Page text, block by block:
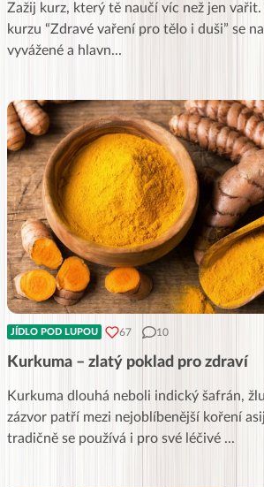
Zažij kurz, který tě naučí víc než jen vařit.
kurzu “Zdravé vaření pro tělo i duši” se
vyvážené a hlavn...
JÍDLO POD LUPOU 67 10
Kurkuma – zlatý poklad pro zdraví
Kurkuma dlouhá neboli indický šafrán,
zázvor patří mezi nejoblíbenější koření
tradičně se používá i pro své léčivé ...